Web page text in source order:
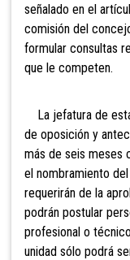
señalado en el
comisión del
formular consultas
que le competen.
La jefatura de
de oposición y
más de seis meses
el nombramiento
requerirán de la
podrán postular
profesional o
unidad sólo podrá